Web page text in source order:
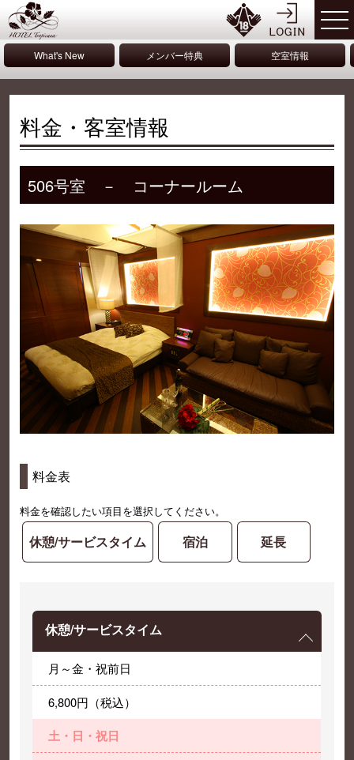
What's New メンバー特典 空室情報
料金・客室情報
506号室 － コーナールーム
料金表
料金を確認したい項目を選択してください。
休憩/サービスタイム 宿泊 延長
休憩/サービスタイム
月～金・祝前日
6,800円（税込）
土・日・祝日